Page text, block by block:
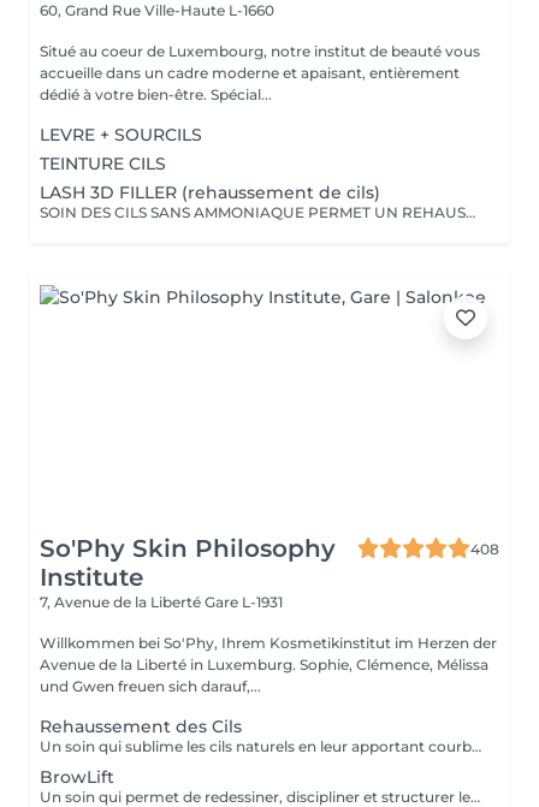
60, Grand Rue Ville-Haute L-1660
Situé au coeur de Luxembourg, notre institut de beauté vous
accueille dans un cadre moderne et apaisant, entièrement
dédié à votre bien-être. Spécial...
LEVRE + SOURCILS
TEINTURE CILS
LASH 3D FILLER (rehaussement de cils)
SOIN DES CILS SANS AMMONIAQUE PERMET UN REHAUSSEMENT DES CILS, ETOFFEMENT DU POIL, PENETRATION DE KERATINE EN PROFONDEUR, REPARATION DES CILS ENDOMMAGES, IDEAL POUR LES YEUX SENSIBLES, CILS FINS, CASSANTS + TEINTURE
So'Phy Skin Philosophy
Institute
408
7, Avenue de la Liberté Gare L-1931
Willkommen bei So'Phy, Ihrem Kosmetikinstitut im Herzen der
Avenue de la Liberté in Luxemburg. Sophie, Clémence, Mélissa
und Gwen freuen sich darauf,...
Rehaussement des Cils
Un soin qui sublime les cils naturels en leur apportant courbure, longueur visuelle et ouverture du regard. Le rehaussement agit dès la racine pour lifter les cils et créer un effet naturel, élégant et durable, sans recours aux extensions. Le regard paraît plus ouvert, les cils plus longs et parfaitement définis. Une teinture peut être ajoutée en option pour intensifier le résultat et apporter davantage de profondeur au regard. Le résultat est visible pendant plusieurs semaines, pour un regard frais et réveillé au quotidien.
BrowLift
Un soin qui permet de redessiner, discipliner et structurer les sourcils pour un résultat net, harmonieux et naturellement sublimé. Le brow lift vient repositionner les poils afin de donner un effet plus fourni, mieux défini et parfaitement maîtrisé. Une teinture est incluse afin d'intensifier la couleur et d'apporter plus de profondeur au regard, tout en conservant un rendu naturel et élégant. Les sourcils sont restructurés, le regard est encadré et les traits du visage sont mis en valeur au quotidien.